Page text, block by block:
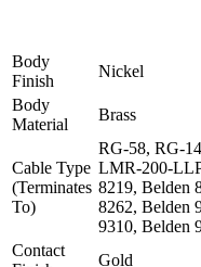
Body
Finish
Nickel
Body
Material
Brass
Cable Type
(Terminates
To)
RG-58, RG-
LMR-200-
8219, Belden
8262, Belden
9310, Belden
Contact
Gold